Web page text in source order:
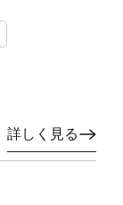
詳しく見る